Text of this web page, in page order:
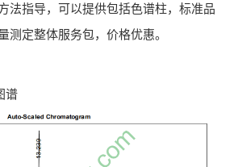
法指导，可以提供包括色谱柱，标准品
测定整体服务包，价格优惠。
谱